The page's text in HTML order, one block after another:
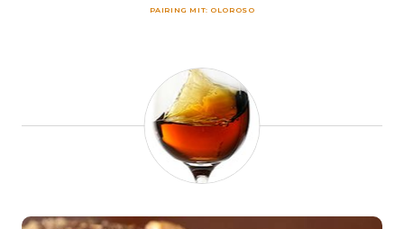
PAIRING MIT: OLOROSO